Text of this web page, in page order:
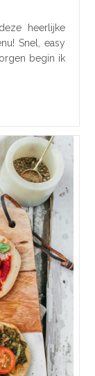
heerlijke
Snel, easy
begin ik